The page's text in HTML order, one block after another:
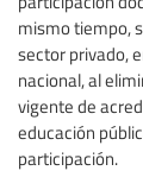
mismo tiempo,
sector privado,
nacional, al
vigente de
educación
participación.